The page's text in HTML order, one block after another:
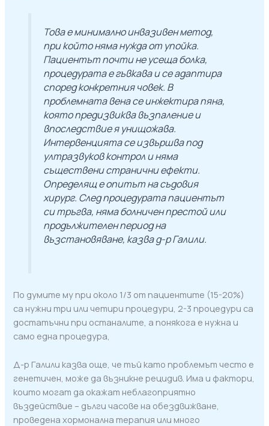
Това е минимално инвазивен метод,
при който няма нужда от упойка.
Пациентът почти не усеща болка,
процедурата е гъвкава и се адаптира
според конкретния човек. В
проблемната вена се инжектира пяна,
която предизвиква възпаление и
впоследствие я унищожава.
Интервенцията се извършва под
ултразвуков контрол и няма
съществени странични ефекти.
Определящ е опитът на съдовия
хирург. След процедурата пациентът
си тръгва, няма болничен престой или
продължителен период на
възстановяване, казва д-р Галили.
По думите му при около 1/3 от пациентите (15-20%)
са нужни три или четири процедури, 2-3 процедури са
достатъчни при останалите, а понякога е нужна и
само една процедура,
Д-р Галили казва още, че тъй като проблемът често е
генетичен, може да възникне рецидив. Има и фактори,
които могат да окажат неблагоприятно
въздействие – дълги часове на обездвижване,
проведена хормонална терапия или много